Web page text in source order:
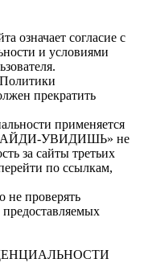
означает согласие с
и условиями
Политики
прекратить
применяется
УВИДИШЬ» не
за сайты третьих
по ссылкам,
не проверять